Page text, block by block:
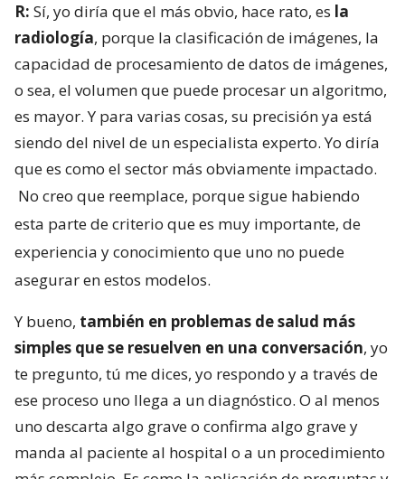
R: Sí, yo diría que el más obvio, hace rato, es la
radiología, porque la clasificación de imágenes, la
capacidad de procesamiento de datos de imágenes,
o sea, el volumen que puede procesar un algoritmo,
es mayor. Y para varias cosas, su precisión ya está
siendo del nivel de un especialista experto. Yo diría
que es como el sector más obviamente impactado.
No creo que reemplace, porque sigue habiendo
esta parte de criterio que es muy importante, de
experiencia y conocimiento que uno no puede
asegurar en estos modelos.
Y bueno, también en problemas de salud más
simples que se resuelven en una conversación, yo
te pregunto, tú me dices, yo respondo y a través de
ese proceso uno llega a un diagnóstico. O al menos
uno descarta algo grave o confirma algo grave y
manda al paciente al hospital o a un procedimiento